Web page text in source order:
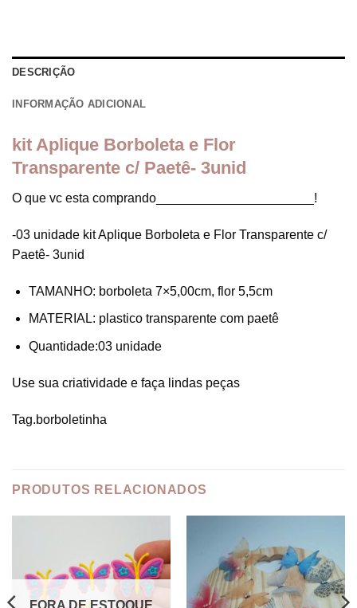
DESCRIÇÃO
INFORMAÇÃO ADICIONAL
kit Aplique Borboleta e Flor
Transparente c/ Paetê- 3unid
O que vc esta comprando______________________!
-03 unidade kit Aplique Borboleta e Flor Transparente c/
Paetê- 3unid
TAMANHO: borboleta 7×5,00cm, flor 5,5cm
MATERIAL: plastico transparente com paetê
Quantidade:03 unidade
Use sua criatividade e faça lindas peças
Tag.borboletinha
PRODUTOS RELACIONADOS